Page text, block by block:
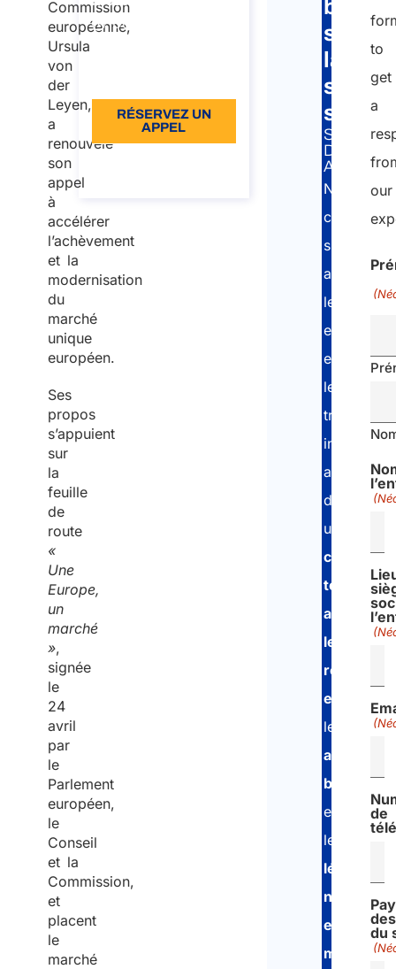
Commission
européenne,
Ursula
von
der
Leyen,
a
renouvelé
son
appel
à
accélérer
l’achèvement
et la
modernisation
du
marché
unique
européen.
Ses
propos
s’appuient
sur
la
feuille
de
route
«
Une
Europe,
un
marché
»,
signée
le
24
avril
par
le
Parlement
européen,
le
Conseil
et la
Commission,
et
placent
le
marché
Durée: 30 min
RÉSERVEZ UN
APPEL
SERVICE
DE
A&P:
sur
la
Nos
spécialisés
les
entreprises
et
les
travailleurs
afin
d’assurer
une
totale
avec
les
les
accords
bilatéraux
et
les
nationales
en
matière
to
get
a
our
de
du